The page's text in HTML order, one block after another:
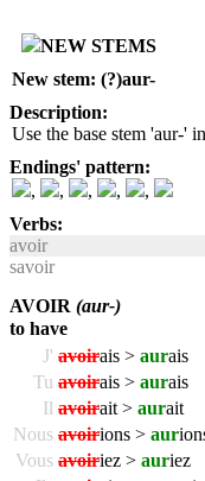
NEW STEMS
New stem: (?)aur-
Description:
Use the base stem 'aur-'
Endings' pattern:
,
, , ,
,
Verbs:
avoir
savoir
AVOIR (aur-)
to have
J' avoirais > aurais
Tu avoirais > aurais
Il avoirait > aurait
Nous avoirions > aur
Vous avoiriez > auriez